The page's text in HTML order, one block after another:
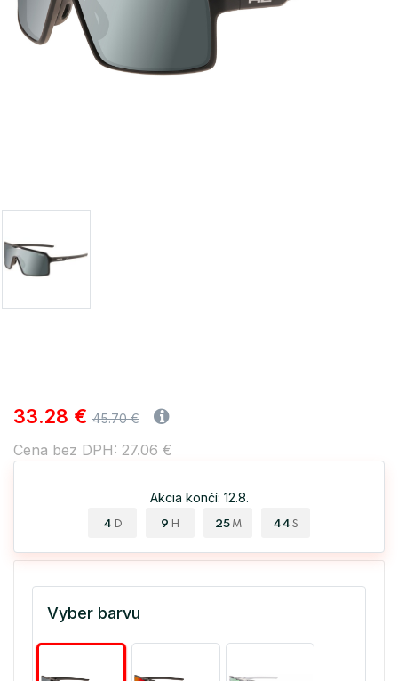
33.28 € 45.70 €
Cena bez DPH: 27.06 €
Akcia končí: 12.8.
4 D 9 H 25 M 43 S
Vyber barvu